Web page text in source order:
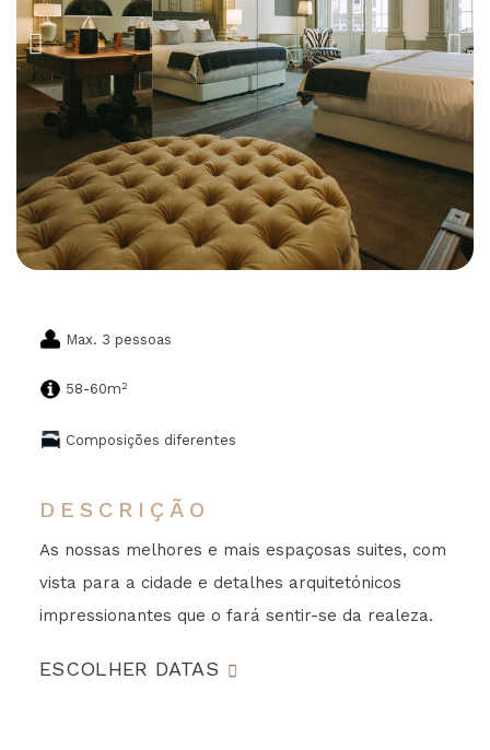
Max. 3 pessoas
58-60m2
Composições diferentes
DESCRIÇÃO
As nossas melhores e mais espaçosas suites, com
vista para a cidade e detalhes arquitetónicos
impressionantes que o fará sentir-se da realeza.
ESCOLHER DATAS